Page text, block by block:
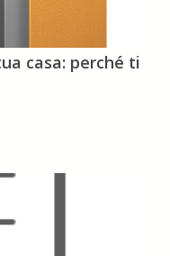
casa: perché ti